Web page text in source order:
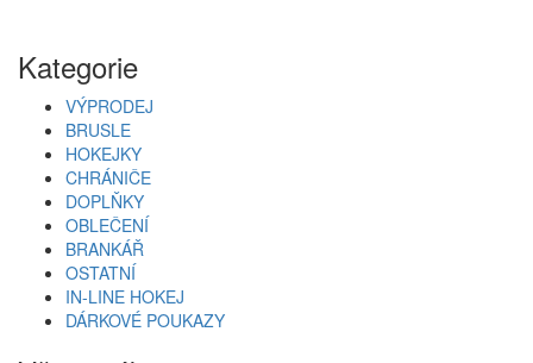
Kategorie
VÝPRODEJ
BRUSLE
HOKEJKY
CHRÁNIČE
DOPLŇKY
OBLEČENÍ
BRANKÁŘ
OSTATNÍ
IN-LINE HOKEJ
DÁRKOVÉ POUKAZY